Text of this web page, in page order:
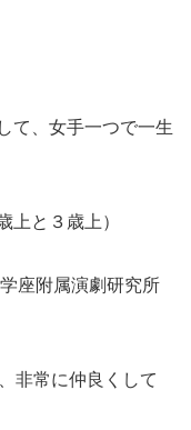
て、女手一つで一生
上と３歳上）
座附属演劇研究所
非常に仲良くして